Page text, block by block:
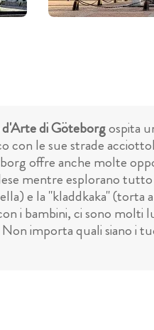
di Göteborgospita
con le sue strade
offre anche molte
mentre esplorano
e la "kladdkaka" (torta
i bambini, ci sono molti
Non importa quali siano i